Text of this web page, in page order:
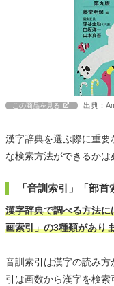
この商品を見る 出典：
漢字辞典を選ぶ際に重
な検索方法ができるかは
「音訓索引」「部
漢字辞典で調べる方法
画索引」の3種類があり
音訓索引は漢字の読み
引は画数から漢字を検索